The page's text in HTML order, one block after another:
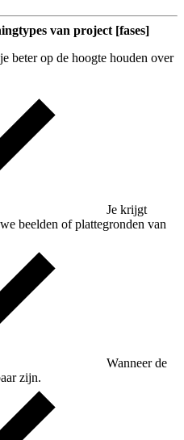
van project [fases]
beter op de hoogte houden over
Je krijgt
beelden of plattegronden van
Wanneer de
zijn.